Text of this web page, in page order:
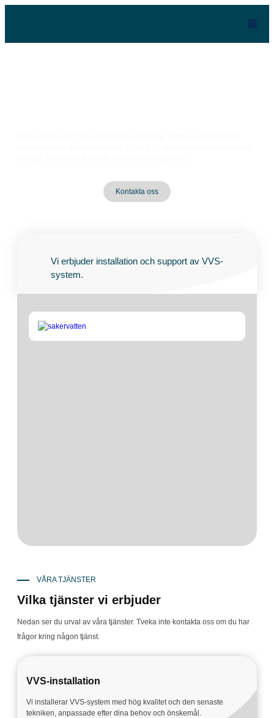
Kontakta oss
Vi erbjuder installation och support av VVS-
system.
VÅRA TJÄNSTER
Vilka tjänster vi erbjuder
Nedan ser du urval av våra tjänster. Tveka inte kontakta oss om du har
frågor kring någon tjänst.
VVS-installation
Vi installerar VVS-system med hög kvalitet och den senaste
tekniken, anpassade efter dina behov och önskemål.